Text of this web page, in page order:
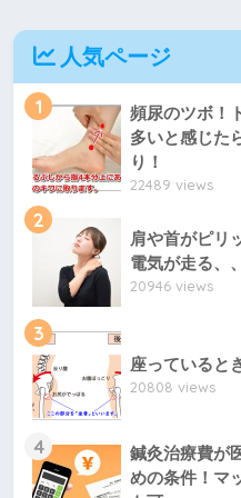
人気ページ
1
頻尿のツボ！
多いと感じた
り！
22489 views
2
肩や首がピリ
電気が走る、
20946 views
3
座っていると
20808 views
4
鍼灸治療費が
めの条件！マ